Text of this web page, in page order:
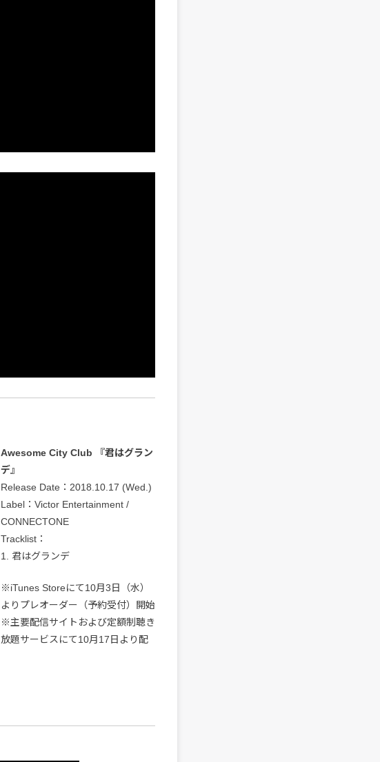
Awesome City Club 『君はグラン
デ』
Release Date：2018.10.17 (Wed.)
Label：Victor Entertainment /
CONNECTONE
Tracklist：
1. 君はグランデ
※iTunes Storeにて10月3日（水）
よりプレオーダー（予約受付）開始
※主要配信サイトおよび定額制聴き
放題サービスにて10月17日より配